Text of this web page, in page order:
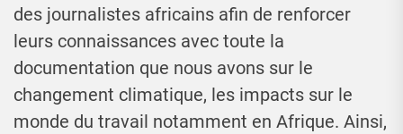
des journalistes africains afin de renforcer
leurs connaissances avec toute la
documentation que nous avons sur le
changement climatique, les impacts sur le
monde du travail notamment en Afrique. Ainsi,